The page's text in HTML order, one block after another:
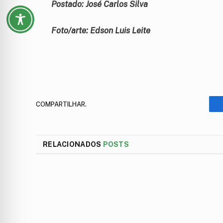
Postado: José Carlos Silva
Foto/arte: Edson Luis Leite
COMPARTILHAR.
RELACIONADOS POSTS